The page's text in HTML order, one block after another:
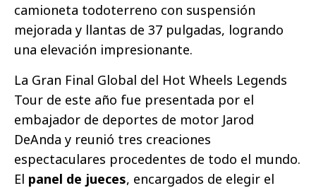
camioneta todoterreno con suspensión
mejorada y llantas de 37 pulgadas, logrando
una elevación impresionante.
La Gran Final Global del Hot Wheels Legends
Tour de este año fue presentada por el
embajador de deportes de motor Jarod
DeAnda y reunió tres creaciones
espectaculares procedentes de todo el mundo.
El panel de jueces, encargados de elegir el